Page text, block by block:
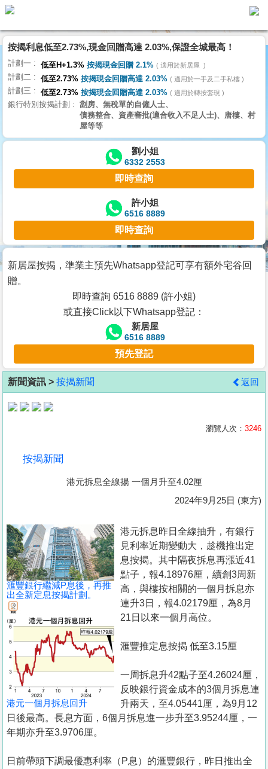
代
理
主
頁
搵
樓/
交
業
主
宅
谷
按
客
地
產
置
業
手
冊
關
我
們
按揭利息低至2.73%,現金回贈高達 2.03%,保證全城最高！
計劃一 低至H+1.3% 按揭現金回贈 2.1% 適用於新居屋
計劃二 低至2.73% 按揭現金回贈高達 2.03% 適用於一手及二手私樓
計劃三 低至2.73% 按揭現金回贈高達 2.03% 適用於轉按套現
銀行特別按揭計劃
劏房、無稅單的自僱人士、
債務整合、資產審批(適合收入不足人士)、唐樓、村
屋等等
劉小姐
6332 2553
即時查詢
許小姐
6516 8889
即時查詢
新居屋按揭，準業主預先Whatsapp登記可享有額外宅谷回
贈。
即時查詢 6516 8889 (許小姐)
或直接Click以下Whatsapp登記：
新居屋
6516 8889
預先登記
新聞資訊 > 按揭新聞 返回
瀏覽人次： 3246
按揭新聞
港元拆息全線揚 一個月升至4.02厘
2024年9月25日 (東方)
滙豐銀行繼減P息後，再推
出全新定息按揭計劃。
港元一個月拆息回升
港元拆息昨日全線抽升，有銀行
見利率近期變動大，趁機推出定
息按揭。其中隔夜拆息再漲近41
點子，報4.18976厘，續創3周新
高，與樓按相關的一個月拆息亦
連升3日，報4.02179厘，為8月
21日以來一個月高位。
滙豐推定息按揭 低至3.15厘
一周拆息升42點子至4.26024厘，
反映銀行資金成本的3個月拆息連
升兩天，至4.05441厘，為9月12
日後最高。長息方面，6個月拆息進一步升至3.95244厘，一
年期亦升至3.9706厘。
日前帶頭下調最優惠利率（P息）的滙豐銀行，昨日推出全